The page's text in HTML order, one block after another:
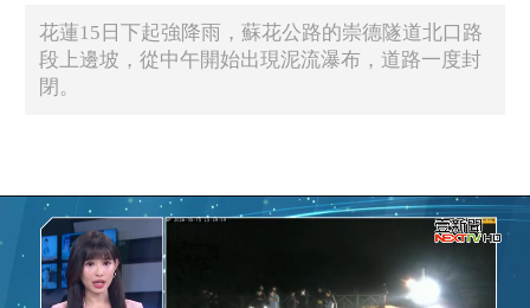
花蓮15日下起強降雨，蘇花公路的崇德隧道北口路
段上邊坡，從中午開始出現泥流瀑布，道路一度封
閉。